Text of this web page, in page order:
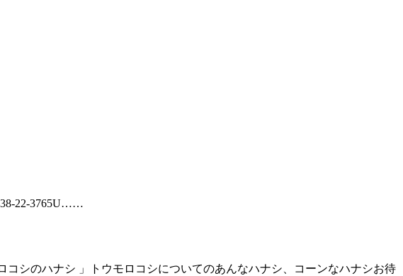
22-3765U……
シのハナシ 」トウモロコシについてのあんなハナシ、コーンなハナシお待